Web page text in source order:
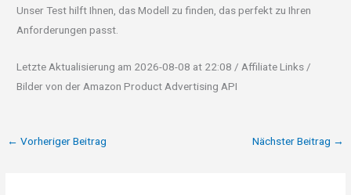
Unser Test hilft Ihnen, das Modell zu finden, das perfekt zu Ihren
Anforderungen passt.
Letzte Aktualisierung am 2026-08-08 at 22:08 / Affiliate Links /
Bilder von der Amazon Product Advertising API
← Vorheriger Beitrag Nächster Beitrag →